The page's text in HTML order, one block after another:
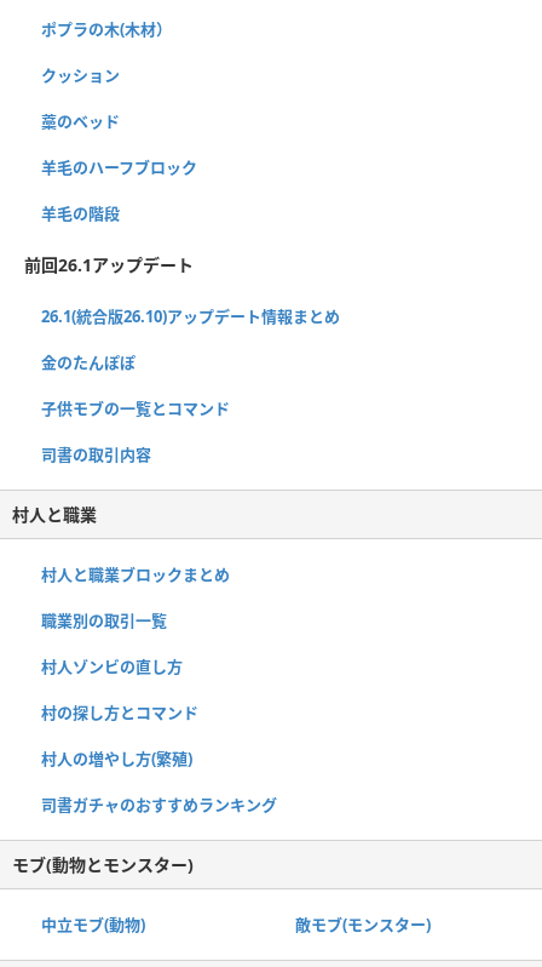
ポプラの木(木材）
クッション
藁のベッド
羊毛のハーフブロック
羊毛の階段
前回26.1アップデート
26.1(統合版26.10)アップデート情報まとめ
金のたんぽぽ
子供モブの一覧とコマンド
司書の取引内容
村人と職業
村人と職業ブロックまとめ
職業別の取引一覧
村人ゾンビの直し方
村の探し方とコマンド
村人の増やし方(繁殖)
司書ガチャのおすすめランキング
モブ(動物とモンスター)
中立モブ(動物) 敵モブ(モンスター)